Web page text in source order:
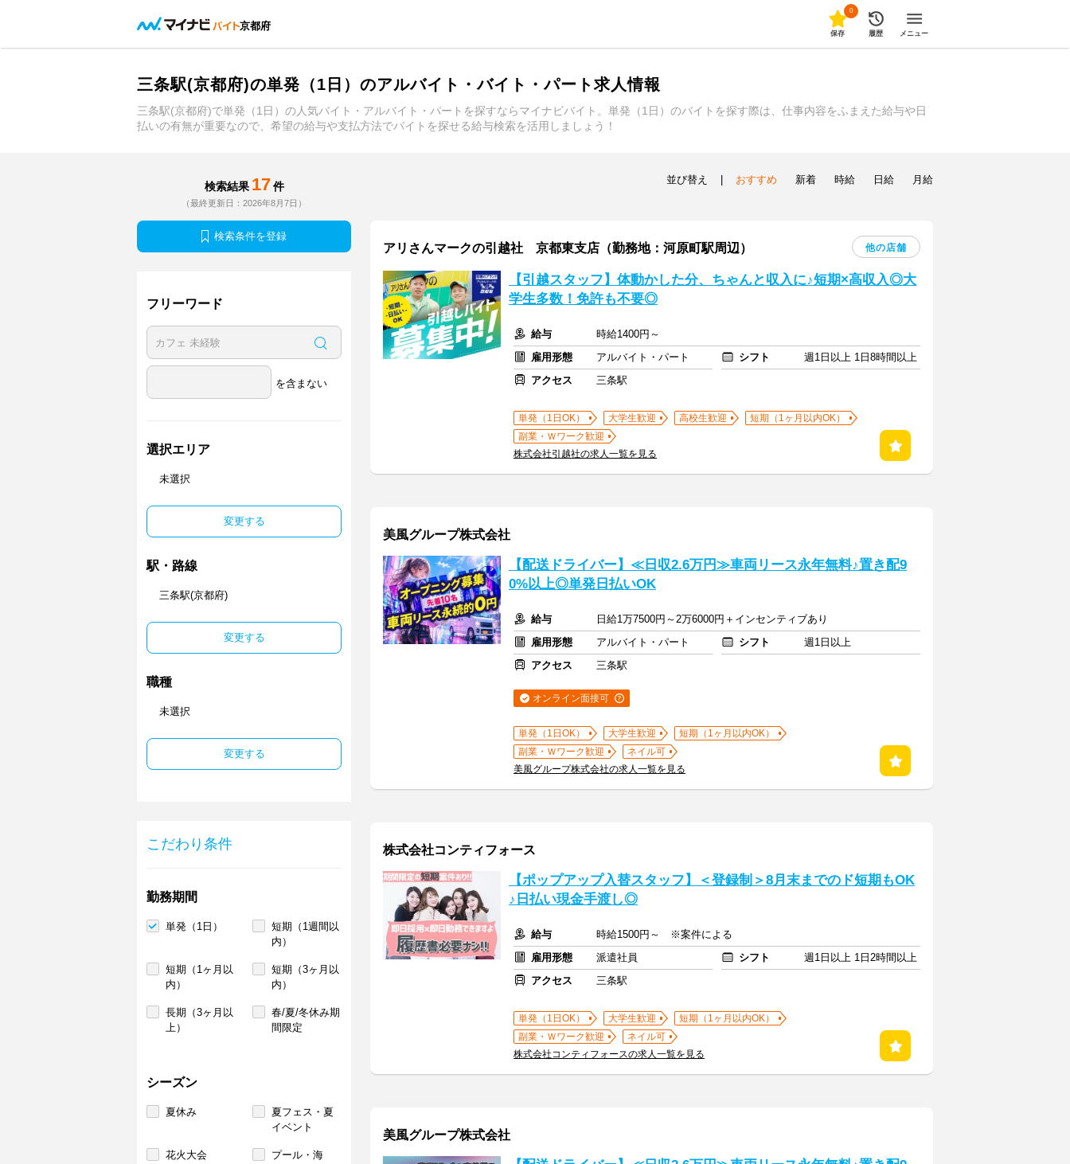
京都府
0
保存 履歴 メニュー
三条駅(京都府)の単発（1日）のアルバイト・バイト・パート求人情報
三条駅(京都府)で単発（1日）の人気バイト・アルバイト・パートを探すならマイナビバイト。単発（1日）のバイトを探す際は、仕事内容をふまえた給与や日
払いの有無が重要なので、希望の給与や支払方法でバイトを探せる給与検索を活用しましょう！
検索結果 17 件
（最終更新日：2026年8月7日）
検索条件を登録
フリーワード
を含まない
選択エリア
未選択
変更する
駅・路線
三条駅(京都府)
変更する
職種
未選択
変更する
こだわり条件
勤務期間
単発（1日）
短期（1週間以
内）
短期（1ヶ月以
内）
短期（3ヶ月以
内）
長期（3ヶ月以
上）
春/夏/冬休み期
間限定
シーズン
夏休み
夏フェス・夏
イベント
花火大会 プール・海
並び替え おすすめ 新着 時給 日給 月給
アリさんマークの引越社 京都東支店（勤務地：河原町駅周辺） 他の店舗
【引越スタッフ】体動かした分、ちゃんと収入に♪短期×高収入◎大
学生多数！免許も不要◎
給与
時給1400円～
雇用形態
アルバイト・パート シフト
週1日以上 1日8時間以上
アクセス
三条駅
単発（1日OK） 大学生歓迎 高校生歓迎
短期（1ヶ月以内OK）
副業・Ｗワーク歓迎
株式会社引越社の求人一覧を見る
美風グループ株式会社
【配送ドライバー】≪日収2.6万円≫車両リース永年無料♪置き配9
0%以上◎単発日払いOK
給与
日給1万7500円～2万6000円＋インセンティブあり
雇用形態
アルバイト・パート シフト
週1日以上
アクセス
三条駅
オンライン面接可
単発（1日OK） 大学生歓迎
短期（1ヶ月以内OK）
副業・Ｗワーク歓迎
ネイル可
美風グループ株式会社の求人一覧を見る
株式会社コンティフォース
【ポップアップ入替スタッフ】＜登録制＞8月末までのド短期もOK
♪日払い現金手渡し◎
給与
時給1500円～ ※案件による
雇用形態
派遣社員 シフト
週1日以上 1日2時間以上
アクセス
三条駅
単発（1日OK） 大学生歓迎
短期（1ヶ月以内OK）
副業・Ｗワーク歓迎
ネイル可
株式会社コンティフォースの求人一覧を見る
美風グループ株式会社